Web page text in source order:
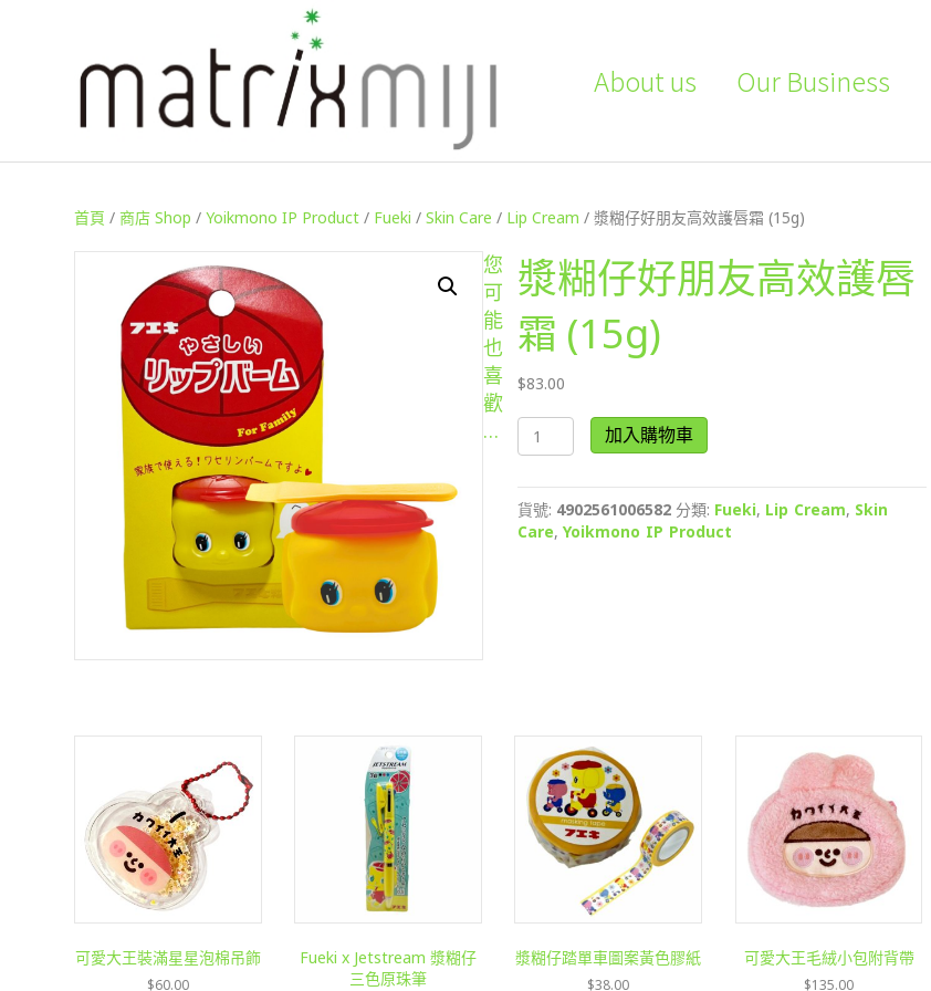
About us Our Business
首頁 /商店 Shop /Yoikmono IP Product / Fueki /Skin Care / Lip Cream / 漿糊仔好朋友高效護唇霜 (15g)
漿糊仔好朋友高效護唇
霜 (15g)
$83.00
漿
糊
好
朋
友
加入購物車
貨號: 4902561006582 分類: Fueki, Lip Cream, Skin
Care, Yoikmono IP Product
您
可
能
也
喜
歡
…
可愛大王裝滿星星泡棉吊飾
$60.00
Fueki x Jetstream 漿糊仔
三色原珠筆
漿糊仔踏單車圖案黃色膠紙
$38.00
可愛大王毛絨小包附背帶
$135.00